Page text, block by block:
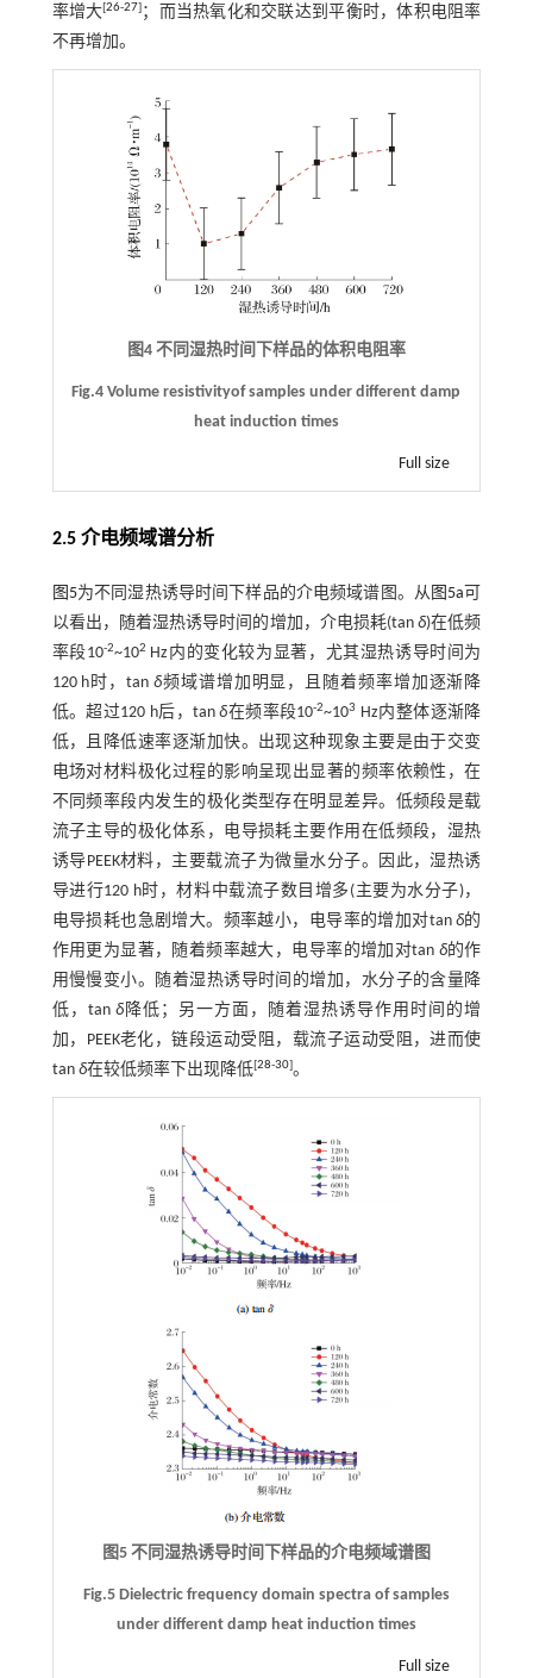
率增大[26-27] ；而当热氧化和交联达到平衡时，体积电阻率
不再增加。
图4 不同湿热时间下样品的体积电阻率
Fig.4 Volume resistivityof samples under different damp
heat induction times
Full size
2.5 介电频域谱分析
图5为不同湿热诱导时间下样品的介电频域谱图。从图5a 可
以看出，随着湿热诱导时间的增加，介电损耗(tanδ)在低频
率段10-2~102 Hz内的变化较为显著，尤其湿热诱导时间为
120 h时，tanδ频域谱增加明显，且随着频率增加逐渐降
低。超过120 h后，tanδ在频率段10-2~103 Hz内整体逐渐降
低，且降低速率逐渐加快。出现这种现象主要是由于交变
电场对材料极化过程的影响呈现出显著的频率依赖性，在
不同频率段内发生的极化类型存在明显差异。低频段是载
流子主导的极化体系，电导损耗主要作用在低频段，湿热
诱导PEEK材料，主要载流子为微量水分子。因此，湿热诱
导进行120 h时，材料中载流子数目增多(主要为水分子)，
电导损耗也急剧增大。频率越小，电导率的增加对tan δ的
作用更为显著，随着频率越大，电导率的增加对tan δ的作
用慢慢变小。随着湿热诱导时间的增加，水分子的含量降
低，tan δ降低；另一方面，随着湿热诱导作用时间的增
加，PEEK老化，链段运动受阻，载流子运动受阻，进而使
tan δ在较低频率下出现降低[28-30]。
图5 不同湿热诱导时间下样品的介电频域谱图
Fig.5 Dielectric frequency domain spectra of samples
under different damp heat induction times
Full size